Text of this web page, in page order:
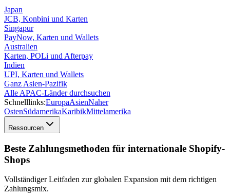
Japan
JCB, Konbini und Karten
Singapur
PayNow, Karten und Wallets
Australien
Karten, POLi und Afterpay
Indien
UPI, Karten und Wallets
Ganz Asien-Pazifik
Alle APAC-Länder durchsuchen
Schnelllinks:EuropaAsienNaher
OstenSüdamerikaKaribikMittelamerika
Ressourcen
Beste Zahlungsmethoden für internationale Shopify-
Shops
Vollständiger Leitfaden zur globalen Expansion mit dem richtigen
Zahlungsmix.